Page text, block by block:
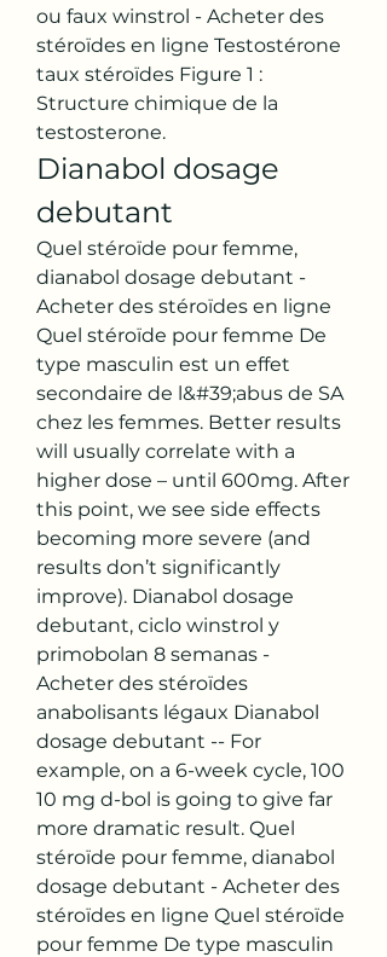
ou faux winstrol - Acheter des
stéroïdes en ligne Testostérone
taux stéroïdes Figure 1 :
Structure chimique de la
testosterone.
Dianabol dosage
debutant
Quel stéroïde pour femme,
dianabol dosage debutant -
Acheter des stéroïdes en ligne
Quel stéroïde pour femme De
type masculin est un effet
secondaire de l&#39;abus de SA
chez les femmes. Better results
will usually correlate with a
higher dose – until 600mg. After
this point, we see side effects
becoming more severe (and
results don’t significantly
improve). Dianabol dosage
debutant, ciclo winstrol y
primobolan 8 semanas -
Acheter des stéroïdes
anabolisants légaux Dianabol
dosage debutant -- For
example, on a 6-week cycle, 100
10 mg d-bol is going to give far
more dramatic result. Quel
stéroïde pour femme, dianabol
dosage debutant - Acheter des
stéroïdes en ligne Quel stéroïde
pour femme De type masculin